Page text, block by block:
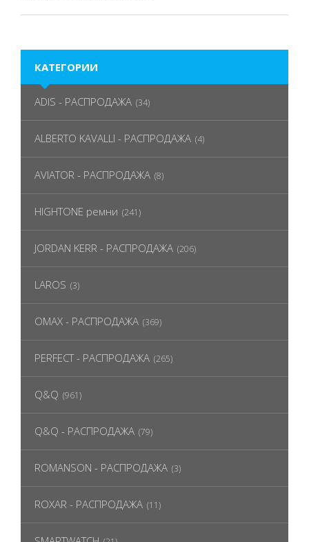
КАТЕГОРИИ
ADIS - РАСПРОДАЖА (34)
ALBERTO KAVALLI - РАСПРОДАЖА (4)
AVIATOR - РАСПРОДАЖА (8)
HIGHTONE ремни (241)
JORDAN KERR - РАСПРОДАЖА (206)
LAROS (3)
OMAX - РАСПРОДАЖА (369)
PERFECT - РАСПРОДАЖА (265)
Q&Q (961)
Q&Q - РАСПРОДАЖА (79)
ROMANSON - РАСПРОДАЖА (3)
ROXAR - РАСПРОДАЖА (11)